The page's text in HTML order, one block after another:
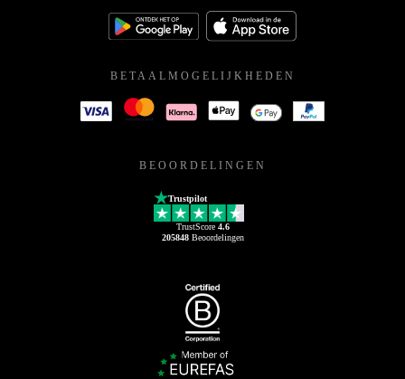
BETAALMOGELIJKHEDEN
BEOORDELINGEN
Trustpilot
TrustScore 4.6
205848Beoordelingen